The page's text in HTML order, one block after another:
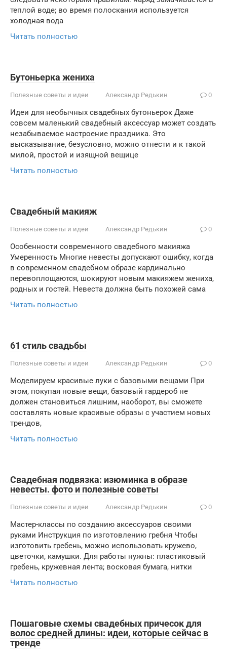
теплой воде; во время полоскания используется
холодная вода
Читать полностью
Бутоньерка жениха
Полезные советы и идеи Александр Редькин 0
Идеи для необычных свадебных бутоньерок Даже
совсем маленький свадебный аксессуар может создать
незабываемое настроение праздника. Это
высказывание, безусловно, можно отнести и к такой
милой, простой и изящной вещице
Читать полностью
Свадебный макияж
Полезные советы и идеи Александр Редькин 0
Особенности современного свадебного макияжа
Умеренность Многие невесты допускают ошибку, когда
в современном свадебном образе кардинально
перевоплощаются, шокируют новым макияжем жениха,
родных и гостей. Невеста должна быть похожей сама
Читать полностью
61 стиль свадьбы
Полезные советы и идеи Александр Редькин 0
Моделируем красивые луки с базовыми вещами При
этом, покупая новые вещи, базовый гардероб не
должен становиться лишним, наоборот, вы сможете
составлять новые красивые образы с участием новых
трендов,
Читать полностью
Свадебная подвязка: изюминка в образе
невесты. фото и полезные советы
Полезные советы и идеи Александр Редькин 0
Мастер-классы по созданию аксессуаров своими
руками Инструкция по изготовлению гребня Чтобы
изготовить гребень, можно использовать кружево,
цветочки, камушки. Для работы нужны: пластиковый
гребень, кружевная лента; восковая бумага, нитки
Читать полностью
Пошаговые схемы свадебных причесок для
волос средней длины: идеи, которые сейчас в
тренде